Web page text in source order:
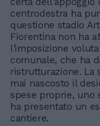
centrodestra ha
questione stadio
Fiorentina non ha
l'imposizione
comunale, che ha
ristrutturazione. La
mai nascosto il
spese proprie, uno
ha presentato un
cantiere.